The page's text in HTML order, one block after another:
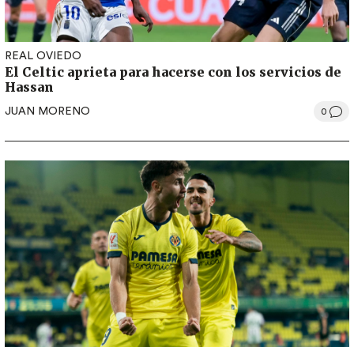
REAL OVIEDO
El Celtic aprieta para hacerse con los servicios de
Hassan
JUAN MORENO 0